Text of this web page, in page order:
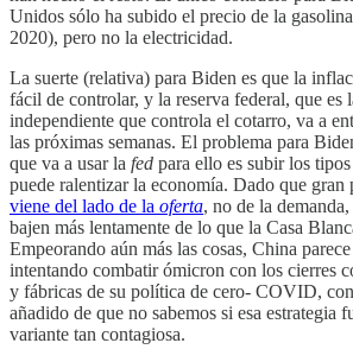
Unidos sólo ha subido el precio de la
2020), pero no la electricidad.
La suerte (relativa) para Biden es que la
fácil de controlar, y la reserva federal, que es
independiente que controla el cotarro, va a
las próximas semanas. El problema para
que va a usar la fed para ello es subir los
puede ralentizar la economía. Dado que gran
viene del lado de la oferta, no de la
bajen más lentamente de lo que la Casa
Empeorando aún más las cosas, China parece
intentando combatir ómicron con los cierres
y fábricas de su política de cero- COVID,
añadido de que no sabemos si esa estrategia
variante tan contagiosa.